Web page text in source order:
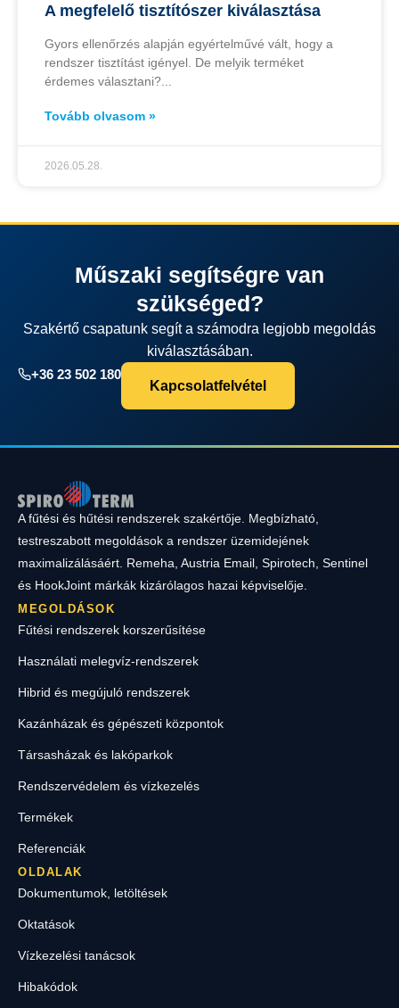
A megfelelő tisztítószer kiválasztása
Gyors ellenőrzés alapján egyértelművé vált, hogy a
rendszer tisztítást igényel. De melyik terméket
érdemes választani?
Tovább olvasom »
2026.05.28.
Műszaki segítségre van
szükséged?
Szakértő csapatunk segít a számodra legjobb megoldás
kiválasztásában.
+36 23 502 180
Kapcsolatfelvétel
A fűtési és hűtési rendszerek szakértője. Megbízható,
testreszabott megoldások a rendszer üzemidejének
maximalizálásáért. Remeha, Austria Email, Spirotech, Sentinel
és HookJoint márkák kizárólagos hazai képviselője.
MEGOLDÁSOK
Fűtési rendszerek korszerűsítése
Használati melegvíz-rendszerek
Hibrid és megújuló rendszerek
Kazánházak és gépészeti központok
Társasházak és lakóparkok
Rendszervédelem és vízkezelés
Termékek
Referenciák
OLDALAK
Dokumentumok, letöltések
Oktatások
Vízkezelési tanácsok
Hibakódok